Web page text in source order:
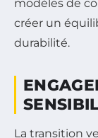
modèles de
créer un
durabilité.
La transition